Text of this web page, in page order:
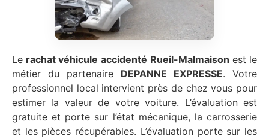
Le rachat véhicule accidenté Rueil-Malmaison est le
métier du partenaire DEPANNE EXPRESSE. Votre
professionnel local intervient près de chez vous pour
estimer la valeur de votre voiture. L’évaluation est
gratuite et porte sur l’état mécanique, la carrosserie
et les pièces récupérables. L’évaluation porte sur les